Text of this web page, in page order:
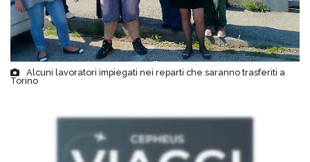
Alcuni lavoratori impiegati nei reparti che saranno trasferiti a
Torino